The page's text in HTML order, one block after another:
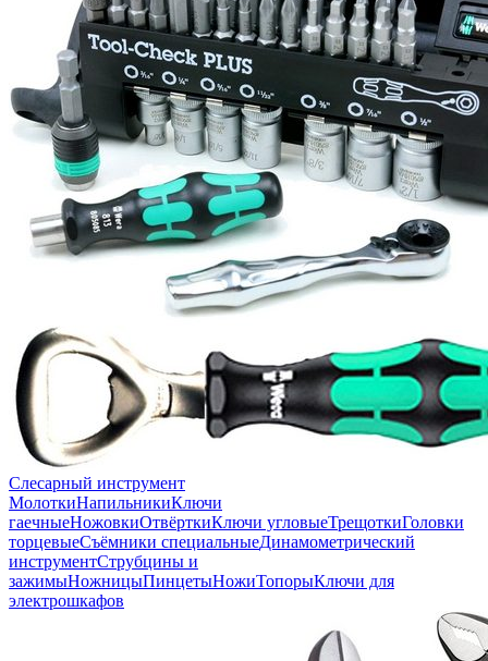
Слесарный инструмент
МолоткиНапильникиКлючи
гаечныеНожовкиОтвёрткиКлючи угловыеТрещоткиГоловки
торцевыеСъёмники специальныеДинамометрический
инструментСтрубцины и
зажимыНожницыПинцетыНожиТопорыКлючи для
электрошкафов